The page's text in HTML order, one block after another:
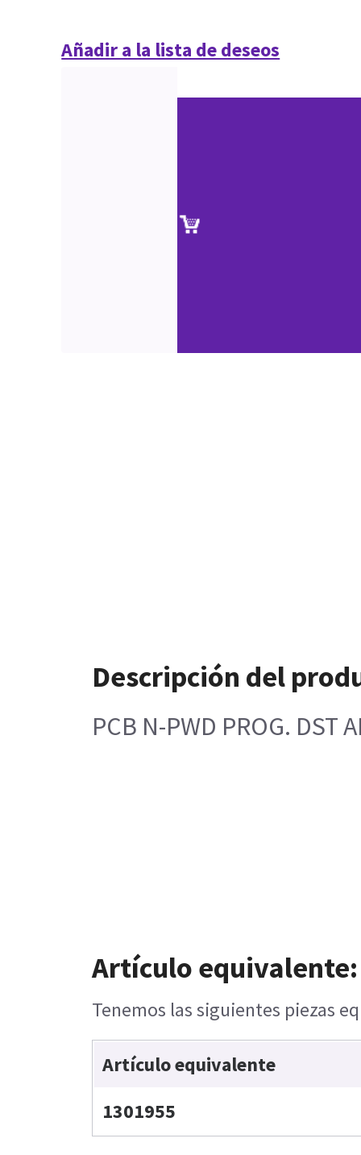
Añadir a la lista de deseos
Descripción del
PCB N-PWD PROG. DST
Artículo equivalente:
Tenemos las siguientes piezas
Artículo equivalente
1301955